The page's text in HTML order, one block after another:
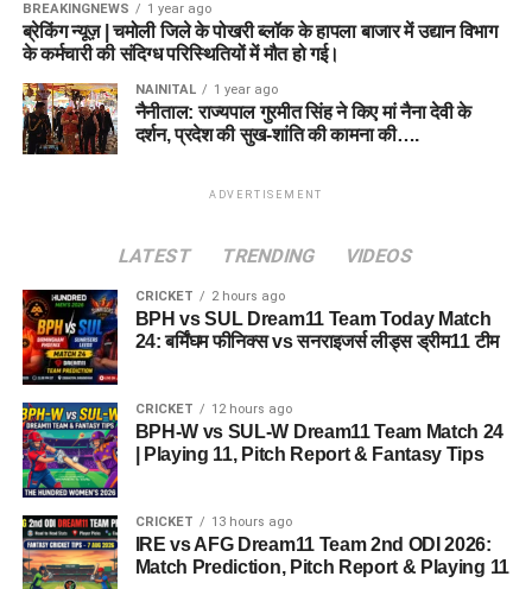
BREAKINGNEWS 1 year ago
ब्रेकिंग न्यूज़ | चमोली जिले के पोखरी ब्लॉक के हापला बाजार में उद्यान विभाग
के कर्मचारी की संदिग्ध परिस्थितियों में मौत हो गई।
NAINITAL 1 year ago
नैनीताल: राज्यपाल गुरमीत सिंह ने किए मां नैना देवी के
दर्शन, प्रदेश की सुख-शांति की कामना की….
ADVERTISEMENT
LATEST TRENDING VIDEOS
CRICKET 2 hours ago
BPH vs SUL Dream11 Team Today Match
24: बर्मिंघम फीनिक्स vs सनराइजर्स लीड्स ड्रीम11 टीम
CRICKET 12 hours ago
BPH-W vs SUL-W Dream11 Team Match 24
| Playing 11, Pitch Report & Fantasy Tips
CRICKET 13 hours ago
IRE vs AFG Dream11 Team 2nd ODI 2026:
Match Prediction, Pitch Report & Playing 11